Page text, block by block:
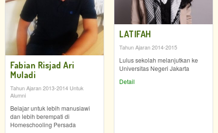
Fabian Risjad Ari
Muladi
Tahun Ajaran 2013-2014 Untuk
Alumni
Belajar untuk lebih manusiawi
dan lebih berempati di
Homeschooling Persada
LATIFAH
Tahun Ajaran 2014-2015
Lulus sekolah melanjutkan ke
Universitas Negeri Jakarta
Detail